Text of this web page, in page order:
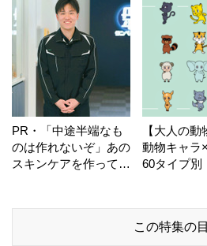
PR・「中途半端なも
のは作れないぞ」あの
スキンケアを作ってい
【大人の動
動物キャラ
60タイプ別
この特集の